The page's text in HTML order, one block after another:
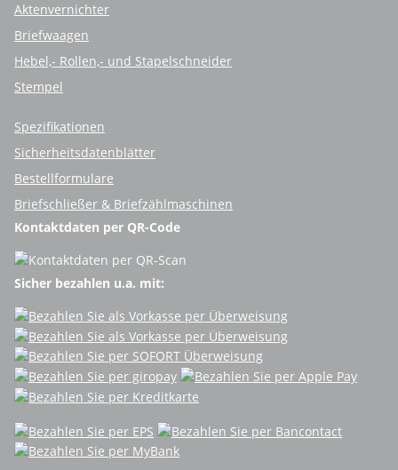
Aktenvernichter
Briefwaagen
Hebel,- Rollen,- und Stapelschneider
Stempel
Spezifikationen
Sicherheitsdatenblätter
Bestellformulare
Briefschließer & Briefzählmaschinen
Kontaktdaten per QR-Code
Sicher bezahlen u.a. mit: